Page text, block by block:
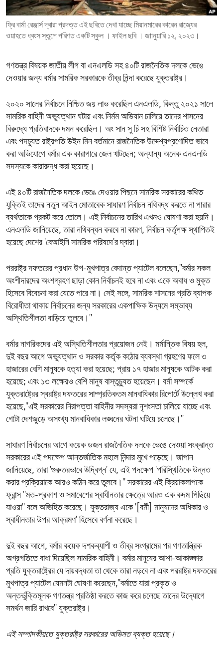
ENVIRONMENT AND HEALTH
IDEALS AND INSTITUTIONS
ফ্রি বার্মা রেঞ্জার্স দ্বারা প্রদত্ত এই ছবিতে দেখা যাচ্ছে মিয়ানমারের কারেন রাজ্যের
ওয়াহতে ধ্বংস স্তুপে পরিণত একটি স্কুল । ফাইল ছবি । জাানুয়ারি ১২, ২০২৩।
গণতন্ত্র বিষয়ক জাতীয় লীগ বা এনএলডি সহ ৪০টি রাজনৈতিক দলকে ভেঙে
দেওয়ার জন্য বর্মার সামরিক সরকারকে তীব্র নিন্দা করেছে যুক্তরাষ্ট্র।
২০২০ সালের নির্বাচনে নিশ্চিত জয় লাভ করেছিল এনএলডি, কিন্তু ২০২১ সালে
সামরিক বাহিনী অভ্যুত্থান ঘটায় এবং নির্মম অভিযান চালিয়ে তাদের শাসনের
বিরুদ্ধে প্রতিবাদকে দমন করেছিল। অং সান সু চি সহ বিশিষ্ট নির্বাচিত নেতারা
এবং পদচ্যুত রাষ্ট্রপতি উইন মিন বর্তমানে রাজনৈতিক উদ্দেশ্যপ্রণোদিত ভাবে
করা অভিযোগে বর্মার এক কারাগারে জেল খাটছেন; অন্যান্য অনেক এনএলডি
সদস্যকে কারারুদ্ধ করা হয়েছে।
এই ৪০টি রাজনৈতিক দলকে ভেঙে দেওয়ার পিছনে সামরিক সরকারের কথিত
যুক্তিই তাদের নতুন আইন মোতাবেক সাধারণ নির্বাচন নথিবদ্ধ করতে না পারার
ব্যর্থতাকে প্রকট করে তোলে। এই নির্বাচনের তারিখ এখনও ঘোষণা করা হয়নি।
এনএলডি জানিয়েছে, তারা নথিবন্ধন করবে না কারণ, নির্বাচন কর্তৃপক্ষ স্থাপিতই
হয়েছে দেশের 'বেআইনি সামরিক পরিষদে'র দ্বারা।
পররাষ্ট্র দফতরের প্রধান উপ-মুখপাত্র বেদান্ত প্যাটেল বলেছেন,''বর্মার সকল
অংশীদারদের অংশগ্রহণ ছাড়া কোন নির্বাচনই হবে না এবং একে অবাধ ও মুক্ত
হিসেবে বিবেচনা করা যেতে পারে না। সেই সঙ্গে, সামরিক শাসনের প্রতি ব্যাপক
বিরোধীতা থাকায় নির্বাচনের জন্য সরকারের একপাক্ষিক উদ্যমে সম্ভাব্য
অস্থিতিশীলতা বাড়িয়ে তুলবে।''
বর্মার নাগরিকদের এই অস্থিতিশীলতার প্রয়োজন নেই। মর্মান্তিক বিষয় হল,
দুই বছর আগে অভ্যুত্থান ও সরকার কর্তৃক কঠোর ব্যবস্থা গ্রহণের ফলে ৩
হাজারের বেশি মানুষকে হত্যা করা হয়েছে; প্রায় ১৭ হাজার মানুষকে আটক করা
হয়েছে; এবং ১৩ লক্ষেরও বেশি মানুষ বাস্তুচ্যুত হয়েছেন। বর্মা সম্পর্কে
যুক্তরাষ্ট্রের স্বরাষ্ট্র দফতরের সাম্প্রতিকতম মানবাধিকার রিপোর্টে উল্লেখ করা
হয়েছে,''এই সরকারের নিরাপত্তা বাহিনীর সদস্যরা নৃশংসতা চালিয়ে যাচ্ছে এবং
গোটা দেশজুড়ে অসংখ্য মানবাধিকার লঙ্ঘনের ঘটনা ঘটিয়ে চলেছে।''
সাধারণ নির্বাচনের আগে কয়েক ডজন রাজনৈতিক দলকে ভেঙে দেওয়া সংক্রান্ত
সরকারের এই পদক্ষেপ আন্তর্জাতিক মহলে নিন্দার মুখে পড়েছে। জাপান
জানিয়েছে, তারা 'গুরুতরভাবে উদ্বিগ্ন' যে, এই পদক্ষেপ 'পরিস্থিতিকে উন্নত
করার প্রক্রিয়াকে আরও কঠিন করে তুলবে।'' সরকারের এই ক্রিয়াকলাপকে
ফ্রান্স ''মত-প্রকাশ ও সমাবেশের স্বাধীনতার ক্ষেত্রে আরও এক কদম পিছিয়ে
যাওয়া'' বলে অভিহিত করেছে। যুক্তরাজ্য একে '[বর্মী] মানুষদের অধিকার ও
স্বাধীনতার উপর আক্রমণ' হিসেবে বর্ণনা করেছে।
দুই বছর আগে, বর্মার কয়েক দশকব্যাপী ও তীব্র সংগ্রামের পর গণতান্ত্রিক
অগ্রগতিতে বাধা দিয়েছিল সামরিক বাহিনী। বর্মার মানুষের আশা-আকাঙ্ক্ষার
প্রতি যুক্তরাষ্ট্রের যে দায়বদ্ধতা তা থেকে তারা নড়বে না এবং পররাষ্ট্র দফতরের
মুখপাত্র প্যাটেল যেমনটা ঘোষণা করেছেন,''বর্মাতে যারা প্রকৃত ও
অন্তর্ভুক্তিমূলক গণতন্ত্র প্রতিষ্ঠা করতে কাজ করে চলেছে তাদের উদ্যোগে
সমর্থন জারি রাখবে'' যুক্তরাষ্ট্র।
এই সম্পাদকীয়তে যুক্তরাষ্ট্র সরকারের অভিমত ব্যক্ত হয়েছে।